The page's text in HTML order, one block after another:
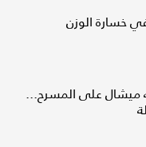
خسارة الوزن
ميشال على المسرح...